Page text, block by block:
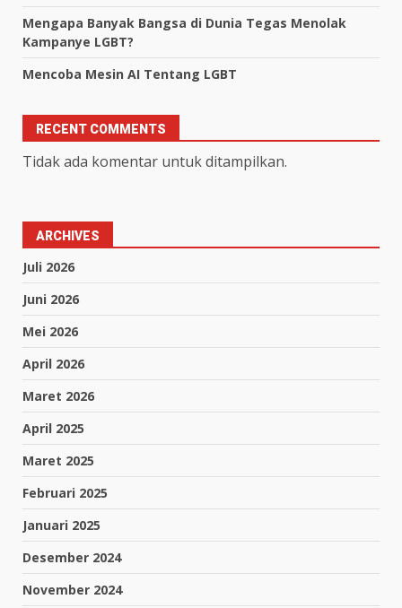
Mengapa Banyak Bangsa di Dunia Tegas Menolak
Kampanye LGBT?
Mencoba Mesin AI Tentang LGBT
RECENT COMMENTS
Tidak ada komentar untuk ditampilkan.
ARCHIVES
Juli 2026
Juni 2026
Mei 2026
April 2026
Maret 2026
April 2025
Maret 2025
Februari 2025
Januari 2025
Desember 2024
November 2024